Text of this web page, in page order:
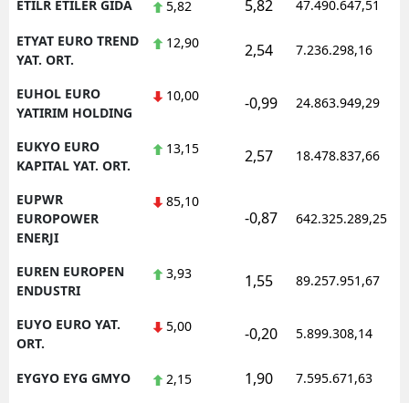
ETILR ETILER GIDA 5,82 5,82 47.490.647,51
ETYAT EURO TREND
YAT. ORT.
12,90 2,54 7.236.298,16
EUHOL EURO
YATIRIM HOLDING
10,00 -0,99 24.863.949,29
EUKYO EURO
KAPITAL YAT. ORT.
13,15 2,57 18.478.837,66
EUPWR
EUROPOWER
ENERJI
85,10
-0,87 642.325.289,25
EUREN EUROPEN
ENDUSTRI
3,93 1,55 89.257.951,67
EUYO EURO YAT.
ORT.
5,00 -0,20 5.899.308,14
EYGYO EYG GMYO 2,15 1,90 7.595.671,63